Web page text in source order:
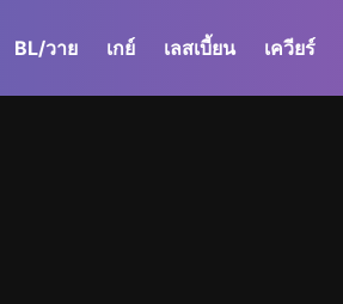
BL/วาย เกย์ เลสเบี้ยน เควียร์